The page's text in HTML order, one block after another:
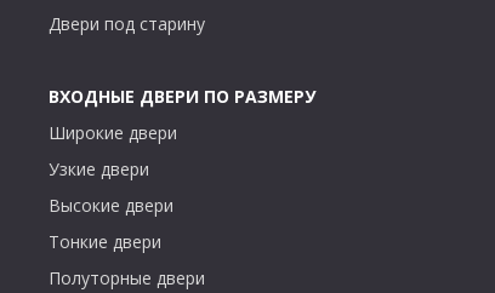
Двери под старину
ВХОДНЫЕ ДВЕРИ ПО РАЗМЕРУ
Широкие двери
Узкие двери
Высокие двери
Тонкие двери
Полуторные двери